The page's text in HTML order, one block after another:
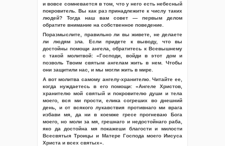
и вовсе сомневается в том, что у него есть небесный
покровитель. Вы как раз принадлежите к числу таких
людей? Тогда наш вам совет — первым делом
обратите внимание на собственное поведение.
Поразмыслите, правильно ли вы живете, не делаете
ли людям зла. Если придете к выводу, что вы
достойны помощи ангела, обратитесь к Всевышнему
с такой молитвой: «Господи, войди в этот дом и
позволь Твоим святым ангелам жить в нем. Чтобы
они защитили нас, и мы могли жить в мире.
А вот молитва самому ангелу-хранителю. Читайте ее,
когда нуждаетесь в его помощи: «Ангеле Христов,
хранителю мой святый и покровителю души и тела
моего, вся ми прости, елика согреших во днешний
день, и от всякого лукавствия противнаго ми врага
избави мя, да ни в коемже гресе прогневаю Бога
моего, но моли за мя, грешнаго и недостойнаго раба,
яко да достойна мя покажеши благости и милости
Всесвятыя Троицы и Матере Господа моего Иисуса
Христа и всех святых».